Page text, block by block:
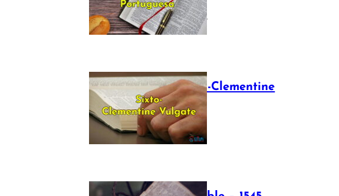
July 16, 2025
The Sixto-Clementine
Vulgate
July 12, 2025